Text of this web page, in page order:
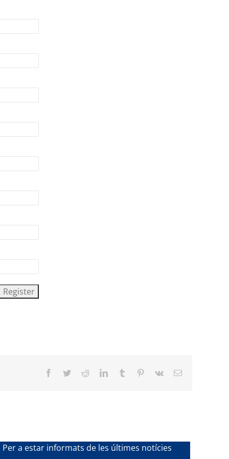
Facebook
TwitterRedditLinkedInTumblr Pinterest
Vk Email
Per a estar informats de les últimes notícies